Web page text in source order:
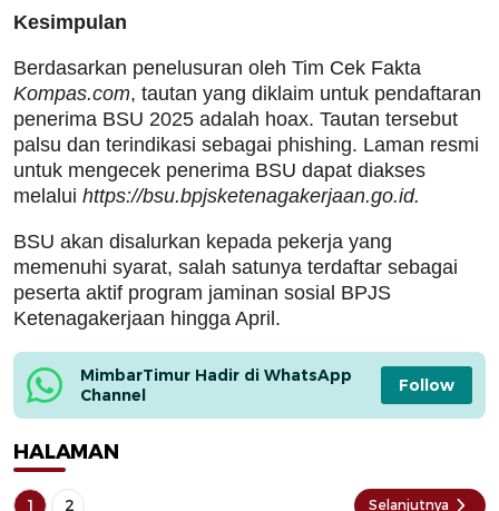
Kesimpulan
Berdasarkan penelusuran oleh Tim Cek Fakta
Kompas.com, tautan yang diklaim untuk pendaftaran
penerima BSU 2025 adalah hoax. Tautan tersebut
palsu dan terindikasi sebagai phishing. Laman resmi
untuk mengecek penerima BSU dapat diakses
melalui https://bsu.bpjsketenagakerjaan.go.id.
BSU akan disalurkan kepada pekerja yang
memenuhi syarat, salah satunya terdaftar sebagai
peserta aktif program jaminan sosial BPJS
Ketenagakerjaan hingga April.
MimbarTimur Hadir di WhatsApp
Channel
Follow
HALAMAN
1 2 Selanjutnya